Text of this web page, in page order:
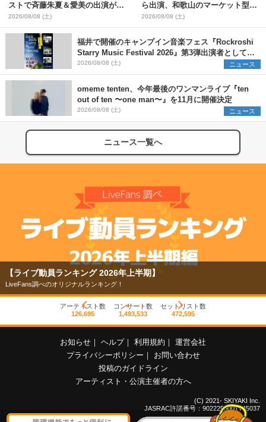
ストで斉藤朱夏＆愛美の出演が決
定
2026/08/08 (土)
ら出演、和歌山のマーケット型野
外イベント『PICNIC JAM
2026』早割チケット発売開始
2026/08/08 (土)
福井で開催のキャンプイン音楽フェス『Rockroshi
Starry Music Festival 2026』第3弾出演者として
SCOOBIE DO、かりゆし58、Reiを発表
2026/08/08 (土) ニュース
omeme tenten、今年最後のワンマンライブ『ten
out of ten 〜one man〜』を11月に開催決定
2026/08/08 (土) ニュース
ニュース一覧へ
【ライブ動員ランキング 2026年上半期】
LiveFans調べのオリジナルランキング！
アーティスト数
126,695
コンサート数
1,493,533
セットリスト数
472,595
お知らせ ｜ ヘルプ｜ 利用規約 ｜ 運営会社
プライバシーポリシー ｜
お問い合わせ
投稿のガイドライン
アーティスト・公演主催者の方へ
(C) 2021- SKIYAKI Inc.
JASRAC許諾番号：9022255001Y45037